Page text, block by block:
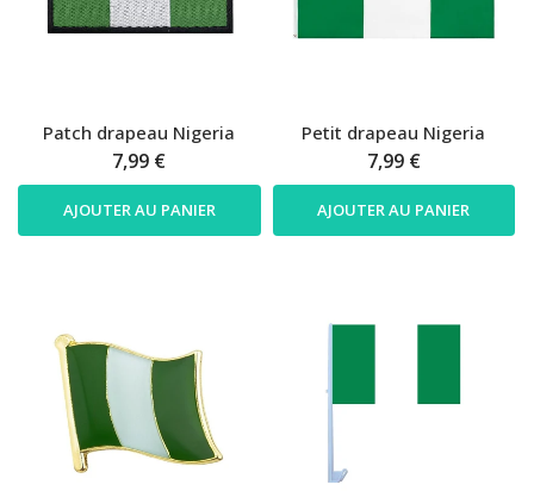
Patch drapeau Nigeria
7,99 €
AJOUTER AU PANIER
Petit drapeau Nigeria
7,99 €
AJOUTER AU PANIER